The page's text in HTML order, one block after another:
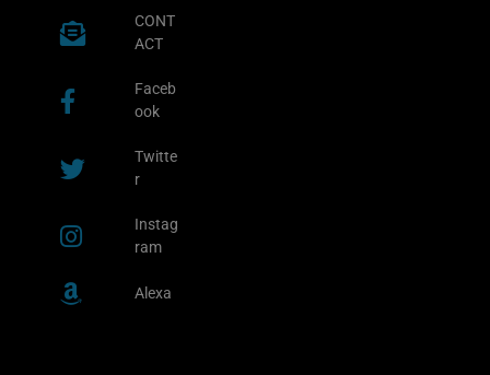
CONT
ACT
Faceb
ook
Twitte
r
Instag
ram
Alexa